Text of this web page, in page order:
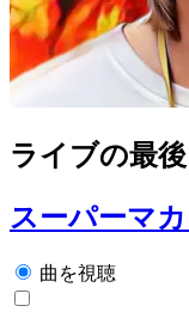
ライブの最
スーパーマ
曲を視聴